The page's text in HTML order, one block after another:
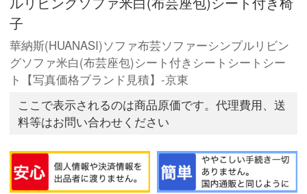
子
華納斯(HUANASI)ソファ布芸ソファーシンプルリビン
グソファ米白(布芸座包)シート付きシートシートシー
ト【写真価格ブランド見積】-京東
ここで表示されるのは商品原価です。代理費用、送
料等はお問い合わせください